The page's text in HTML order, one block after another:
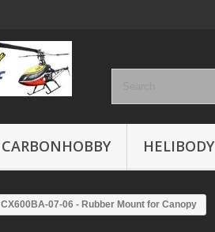
CARBONHOBBY HELIBODY
CX600BA-07-06 - Rubber Mount for Canopy